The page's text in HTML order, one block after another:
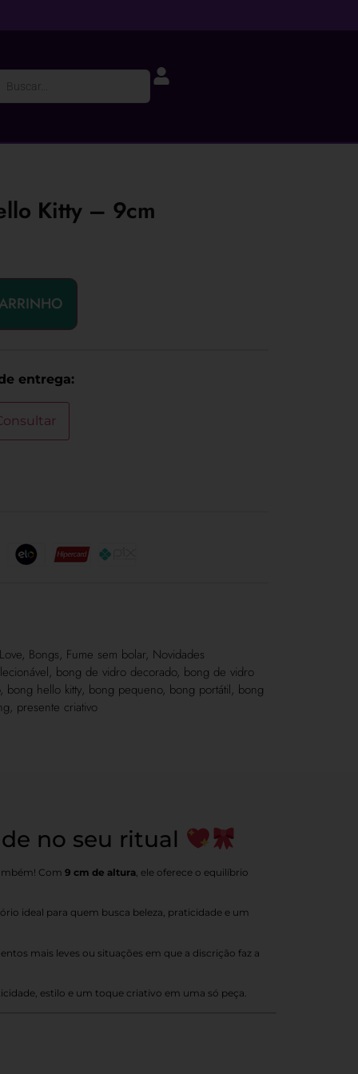
Kitty – 9cm
, Bongs, Fume sem bolar, Novidades
, bong de vidro decorado, bong de vidro
, bong hello kitty, bong pequeno, bong portátil, bong
, presente criativo
entrega:
no seu ritual
Com 9 cm de altura , ele oferece o equilíbrio
ideal para quem busca beleza, praticidade e um
mais leves ou situações em que a discrição faz a
estilo e um toque criativo em uma só peça.